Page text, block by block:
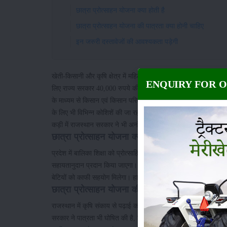
छात्रा प्रोत्साहन योजना क्या होती है
छात्रा प्रोत्साहन योजना की पात्रता क्या होनी चाहिए
इन जरुरी दस्तावेजों की आवश्यकता पड़ेगी
खेती-किसानी और कृषि क्षेत्र में महिलाओं की हिस्सेदारी अधिक करने
लिए राज्य सरकार 40,000 रुपये की सब्सिड़ी भी दी जा रही है। कृषि
के माध्यम से किसान एवं किसान परिवारों को आर्थिक-सामाजिक
के लिए भी विभिन्न कोशिशें की जा रही हैं। इसी कड़ी में महिलाओं को
कड़ी में राजस्थान सरकार ने भी अनोखी पहल की है।
छात्रा प्रोत्साहन योजना क्या होती है
प्रदेश में बालिका शिक्षा को प्रोत्साहित करते हुए छात्रा प्रोत्साहन योजना
सहायतानुदान प्रदान किया जाएगा। राज्य के नवीन बजट में भी छात्रा
बेटियों को काफी सहयोग मिलेगा। हालांकि, शहरी बालिकाओं को भी
छात्रा प्रोत्साहन योजना की पात्रता क्या होनी चाहिए
राजस्थान में कृषि संकाय से पढ़ाई करने वाली छात्राओं को 40,000
सरकार ने पात्रता भी घोषित की है, जिसके अंतर्गत केवल प्रदेश की
ENQUIRY FOR